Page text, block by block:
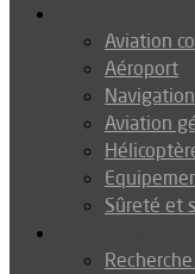
Aviation
Aéroport
Aviation
Sûreté et